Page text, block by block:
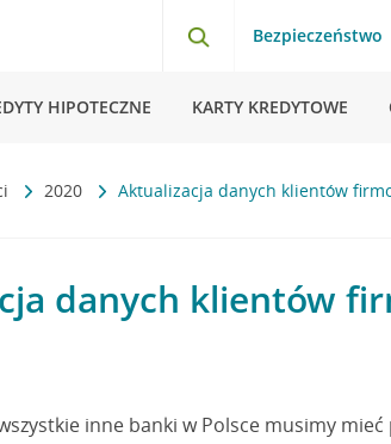
Bezpieczeństwo
HIPOTECZNE KARTY KREDYTOWE
2020 Aktualizacja danych klientów
danych klientów
inne banki w Polsce musimy